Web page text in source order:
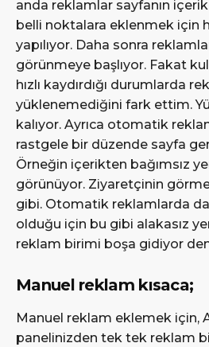
anda reklamlar sayfanın
belli noktalara eklenmek için
yapılıyor. Daha sonra
görünmeye başlıyor. Fakat
hızlı kaydırdığı durumlarda
yüklenemediğini fark ettim.
kalıyor. Ayrıca otomatik
rastgele bir düzende sayfa
Örneğin içerikten bağımsız
görünüyor. Ziyaretçinin
gibi. Otomatik reklamlarda da
olduğu için bu gibi alakasız
reklam birimi boşa gidiyor
Manuel reklam kısaca;
Manuel reklam eklemek için,
panelinizden tek tek reklam